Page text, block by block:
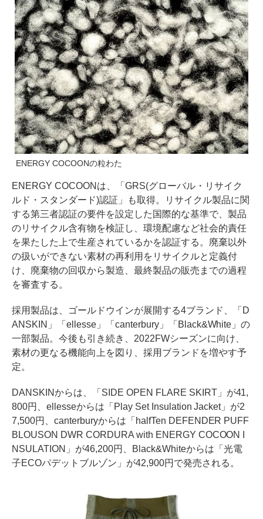
ENERGY COCOONの粒わた
ENERGY COCOONは、「GRS(グローバル・リサイク
ルド・スタンダード)認証」も取得。リサイクル製品に関
する第三者認証の要件を設定した国際的な基準で、製品
のリサイクル含有物を検証し、環境配慮など社会的責任
を果たした上で生産されているかを認証する。廃棄以外
の扱いができない素材の再利用をリサイクルと定義付
け、廃棄物の回収から製造、最終製品の販売までの過程
を審査する。
採用製品は、ゴールドウインが展開する4ブランド、「D
ANSKIN」「ellesse」「canterbury」「Black&White」の
一部製品。今後も引き続き、2022FWシーズンに向け、
素材の更なる機能向上を図り、採用ブランドを増やす予
定。
DANSKINからは、「SIDE OPEN FLARE SKIRT」が41,
800円、ellesseからは「Play Set Insulation Jacket」が2
7,500円、canterburyからは「halfTen DEFENDER PUFF
BLOUSON DWR CORDURA with ENERGY COCOON I
NSULATION」が46,200円、Black&Whiteからは「光電
子ECOパデットブルゾン」が42,900円で発売される。